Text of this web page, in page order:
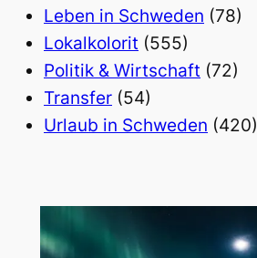
Leben in Schweden (78)
Lokalkolorit (555)
Politik & Wirtschaft (72)
Transfer (54)
Urlaub in Schweden (420)